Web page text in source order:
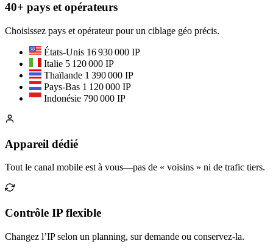
40+ pays et opérateurs
Choisissez pays et opérateur pour un ciblage géo précis.
États-Unis 16 930 000 IP
Italie 5 120 000 IP
Thaïlande 1 390 000 IP
Pays-Bas 1 120 000 IP
Indonésie 790 000 IP
Appareil dédié
Tout le canal mobile est à vous—pas de « voisins » ni de trafic tiers.
Contrôle IP flexible
Changez l’IP selon un planning, sur demande ou conservez-la.